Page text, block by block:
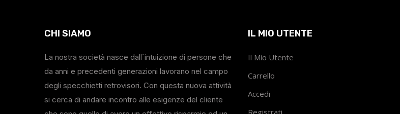
CHI SIAMO
La nostra società nasce dall`intuizione di persone che
da anni e precedenti generazioni lavorano nel campo
degli specchietti retrovisori. Con questa nuova attività
si cerca di andare incontro alle esigenze del cliente
IL MIO UTENTE
Il Mio Utente
Carrello
Accedi